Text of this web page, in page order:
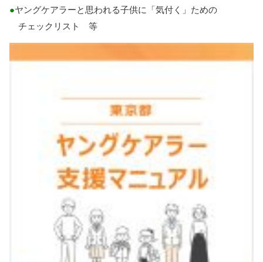
ヤングケアラーと 思われる子供に「気付 く」ための
チェックリスト等